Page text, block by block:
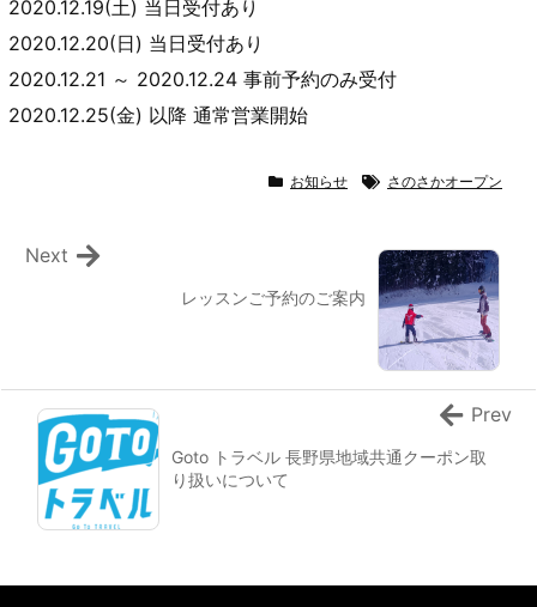
2020.12.19(土) 当日受付あり
2020.12.20(日) 当日受付あり
2020.12.21 ～ 2020.12.24 事前予約のみ受付
2020.12.25(金) 以降 通常営業開始
お知らせ さのさかオープン
レッスンご予約のご案内
Next
Goto トラベル 長野県地域共通クーポン取
り扱いについて
Prev